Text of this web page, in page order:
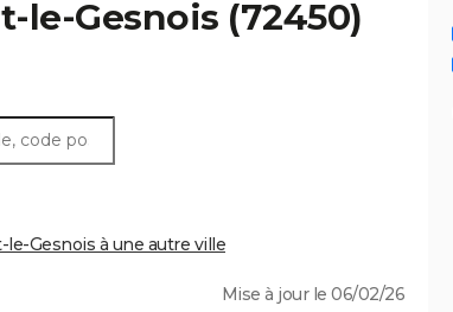
le-Gesnois (72450)
Gesnois à une autre ville
Mise à jour le 06/02/26